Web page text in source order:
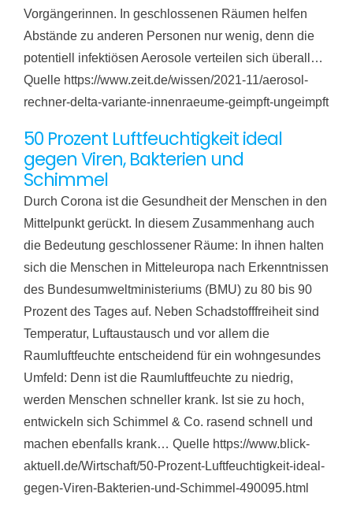
Vorgängerinnen. In geschlossenen Räumen helfen
Abstände zu anderen Personen nur wenig, denn die
potentiell infektiösen Aerosole verteilen sich überall…
Quelle https://www.zeit.de/wissen/2021-11/aerosol-
rechner-delta-variante-innenraeume-geimpft-ungeimpft
50 Prozent Luftfeuchtigkeit ideal
gegen Viren, Bakterien und
Schimmel
Durch Corona ist die Gesundheit der Menschen in den
Mittelpunkt gerückt. In diesem Zusammenhang auch
die Bedeutung geschlossener Räume: In ihnen halten
sich die Menschen in Mitteleuropa nach Erkenntnissen
des Bundesumweltministeriums (BMU) zu 80 bis 90
Prozent des Tages auf. Neben Schadstofffreiheit sind
Temperatur, Luftaustausch und vor allem die
Raumluftfeuchte entscheidend für ein wohngesundes
Umfeld: Denn ist die Raumluftfeuchte zu niedrig,
werden Menschen schneller krank. Ist sie zu hoch,
entwickeln sich Schimmel & Co. rasend schnell und
machen ebenfalls krank… Quelle https://www.blick-
aktuell.de/Wirtschaft/50-Prozent-Luftfeuchtigkeit-ideal-
gegen-Viren-Bakterien-und-Schimmel-490095.html